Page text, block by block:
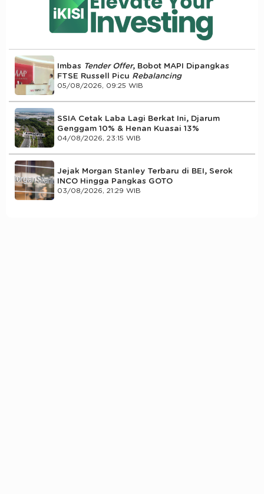
Imbas Tender Offer, Bobot MAPI Dipangkas
FTSE Russell Picu Rebalancing
05/08/2026, 09:25 WIB
SSIA Cetak Laba Lagi Berkat Ini, Djarum
Genggam 10% & Henan Kuasai 13%
04/08/2026, 23:15 WIB
Jejak Morgan Stanley Terbaru di BEI, Serok
INCO Hingga Pangkas GOTO
03/08/2026, 21:29 WIB